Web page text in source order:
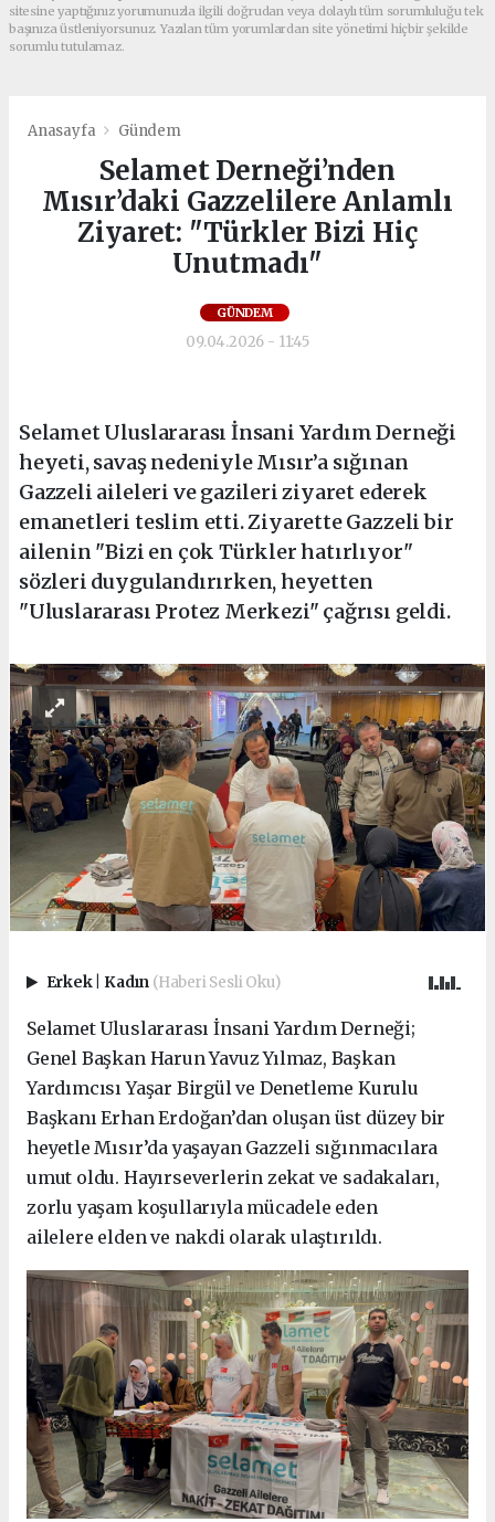
sitesine yaptığınız yorumunuzla ilgili doğrudan veya dolaylı tüm sorumluluğu tek
başınıza üstleniyorsunuz. Yazılan tüm yorumlardan site yönetimi hiçbir şekilde
sorumlu tutulamaz.
Anasayfa Gündem
Selamet Derneği’nden
Mısır’daki Gazzelilere Anlamlı
Ziyaret: "Türkler Bizi Hiç
Unutmadı"
GÜNDEM
09.04.2026 - 11:45
Selamet Uluslararası İnsani Yardım Derneği
heyeti, savaş nedeniyle Mısır’a sığınan
Gazzeli aileleri ve gazileri ziyaret ederek
emanetleri teslim etti. Ziyarette Gazzeli bir
ailenin "Bizi en çok Türkler hatırlıyor"
sözleri duygulandırırken, heyetten
"Uluslararası Protez Merkezi" çağrısı geldi.
Erkek Kadın (Haberi Sesli Oku)
Selamet Uluslararası İnsani Yardım Derneği;
Genel Başkan Harun Yavuz Yılmaz, Başkan
Yardımcısı Yaşar Birgül ve Denetleme Kurulu
Başkanı Erhan Erdoğan’dan oluşan üst düzey bir
heyetle Mısır’da yaşayan Gazzeli sığınmacılara
umut oldu. Hayırseverlerin zekat ve sadakaları,
zorlu yaşam koşullarıyla mücadele eden
ailelere elden ve nakdi olarak ulaştırıldı.